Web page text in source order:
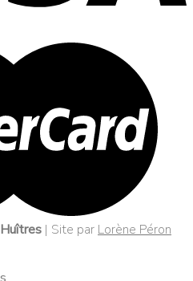
| Site par Lorène Péron